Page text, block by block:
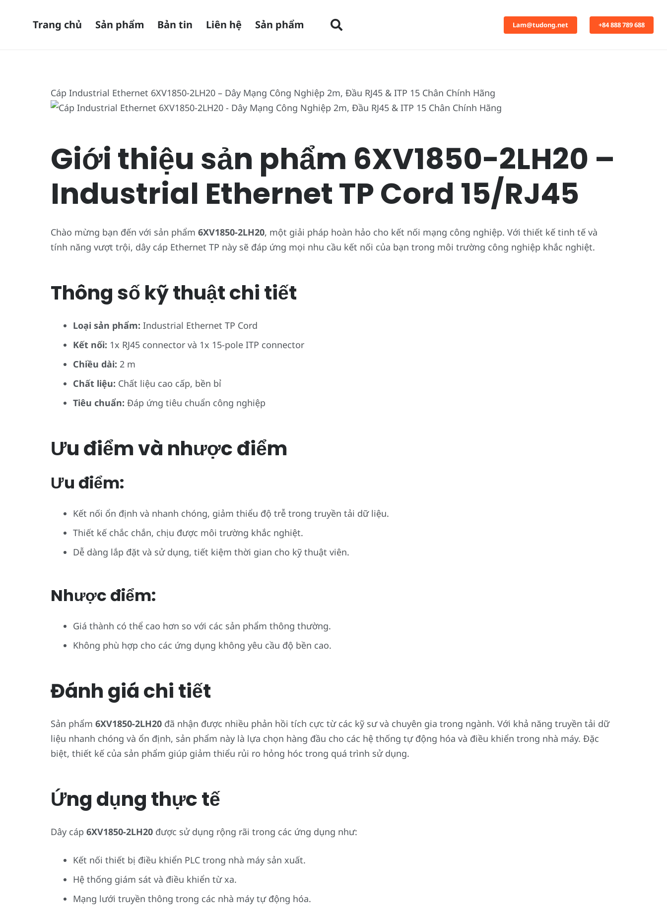
Trang chủ Sản phẩm Bản tin Liên hệ Sản phẩm Lam@tudong.net +84 888 789 688
Cáp Industrial Ethernet 6XV1850-2LH20 – Dây Mạng Công Nghiệp 2m, Đầu RJ45 & ITP 15 Chân Chính Hãng
Giới thiệu sản phẩm 6XV1850-2LH20 –
Industrial Ethernet TP Cord 15/RJ45
Chào mừng bạn đến với sản phẩm 6XV1850-2LH20, một giải pháp hoàn hảo cho kết nối mạng công nghiệp. Với thiết kế tinh tế và
tính năng vượt trội, dây cáp Ethernet TP này sẽ đáp ứng mọi nhu cầu kết nối của bạn trong môi trường công nghiệp khắc nghiệt.
Thông số kỹ thuật chi tiết
Loại sản phẩm: Industrial Ethernet TP Cord
Kết nối: 1x RJ45 connector và 1x 15-pole ITP connector
Chiều dài: 2 m
Chất liệu: Chất liệu cao cấp, bền bỉ
Tiêu chuẩn: Đáp ứng tiêu chuẩn công nghiệp
Ưu điểm và nhược điểm
Ưu điểm:
Kết nối ổn định và nhanh chóng, giảm thiểu độ trễ trong truyền tải dữ liệu.
Thiết kế chắc chắn, chịu được môi trường khắc nghiệt.
Dễ dàng lắp đặt và sử dụng, tiết kiệm thời gian cho kỹ thuật viên.
Nhược điểm:
Giá thành có thể cao hơn so với các sản phẩm thông thường.
Không phù hợp cho các ứng dụng không yêu cầu độ bền cao.
Đánh giá chi tiết
Sản phẩm 6XV1850-2LH20 đã nhận được nhiều phản hồi tích cực từ các kỹ sư và chuyên gia trong ngành. Với khả năng truyền tải dữ
liệu nhanh chóng và ổn định, sản phẩm này là lựa chọn hàng đầu cho các hệ thống tự động hóa và điều khiển trong nhà máy. Đặc
biệt, thiết kế của sản phẩm giúp giảm thiểu rủi ro hỏng hóc trong quá trình sử dụng.
Ứng dụng thực tế
Dây cáp 6XV1850-2LH20 được sử dụng rộng rãi trong các ứng dụng như:
Kết nối thiết bị điều khiển PLC trong nhà máy sản xuất.
Hệ thống giám sát và điều khiển từ xa.
Mạng lưới truyền thông trong các nhà máy tự động hóa.